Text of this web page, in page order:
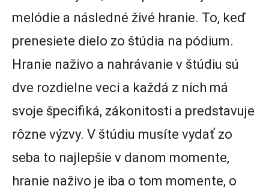
melódie a následné živé hranie. To, keď
prenesiete dielo zo štúdia na pódium.
Hranie naživo a nahrávanie v štúdiu sú
dve rozdielne veci a každá z nich má
svoje špecifiká, zákonitosti a predstavuje
rôzne výzvy. V štúdiu musíte vydať zo
seba to najlepšie v danom momente,
hranie naživo je iba o tom momente, o